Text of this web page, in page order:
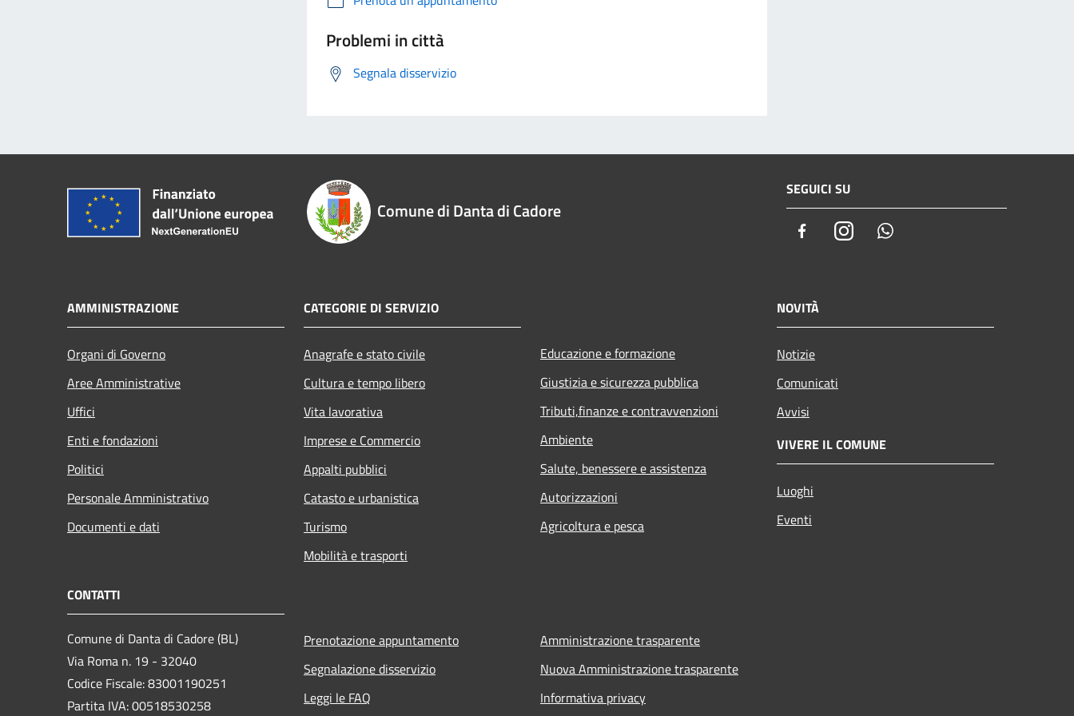
Problemi in città
Segnala disservizio
Comune di Danta di Cadore
SEGUICI SU
FacebookInstagram
AMMINISTRAZIONE
Organi di Governo
Aree Amministrative
Uffici
Enti e fondazioni
Politici
Personale Amministrativo
Documenti e dati
CATEGORIE DI SERVIZIO
Anagrafe e stato civile
Cultura e tempo libero
Vita lavorativa
Imprese e Commercio
Appalti pubblici
Catasto e urbanistica
Turismo
Mobilità e trasporti
Educazione e formazione
Giustizia e sicurezza pubblica
Tributi,finanze e contravvenzioni
Ambiente
Salute, benessere e assistenza
Autorizzazioni
Agricoltura e pesca
NOVITÀ
Notizie
Comunicati
Avvisi
VIVERE IL COMUNE
Luoghi
Eventi
CONTATTI
Comune di Danta di Cadore (BL)
Via Roma n. 19 - 32040
Codice Fiscale: 83001190251
Partita IVA: 00518530258
Prenotazione appuntamento
Segnalazione disservizio
Leggi le FAQ
Amministrazione trasparente
Nuova Amministrazione trasparente
Informativa privacy